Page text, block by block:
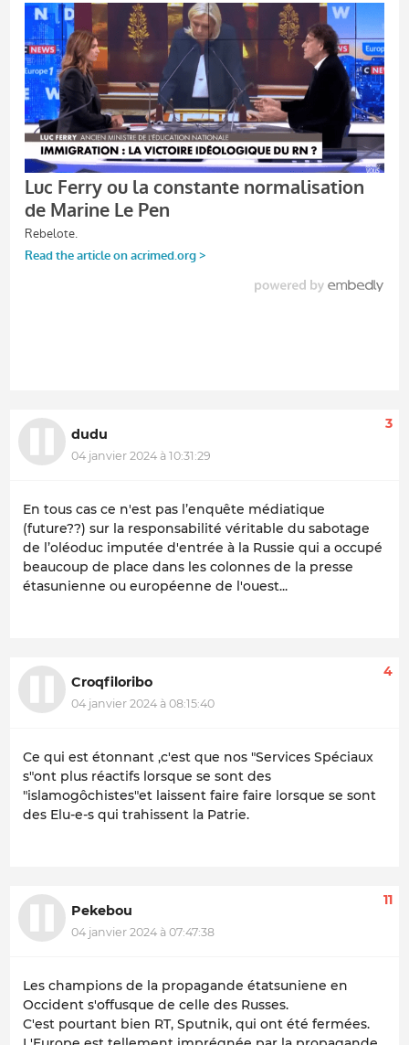
dudu
04 janvier 2024 à 10:31:29
3
En tous cas ce n'est pas l’enquête médiatique
(future??) sur la responsabilité véritable du sabotage
de l’oléoduc imputée d'entrée à la Russie qui a occupé
beaucoup de place dans les colonnes de la presse
étasunienne ou européenne de l'ouest...
Croqfiloribo
04 janvier 2024 à 08:15:40
4
Ce qui est étonnant ,c'est que nos "Services Spéciaux
s"ont plus réactifs lorsque se sont des
"islamogôchistes"et laissent faire faire lorsque se sont
des Elu-e-s qui trahissent la Patrie.
Pekebou
04 janvier 2024 à 07:47:38
11
Les champions de la propagande étatsuniene en
Occident s'offusque de celle des Russes.
C'est pourtant bien RT, Sputnik, qui ont été fermées.